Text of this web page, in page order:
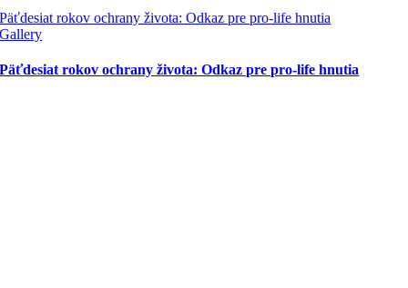
Päťdesiat rokov ochrany života: Odkaz pre pro-life hnutia
Gallery
Päťdesiat rokov ochrany života: Odkaz pre pro-life hnutia